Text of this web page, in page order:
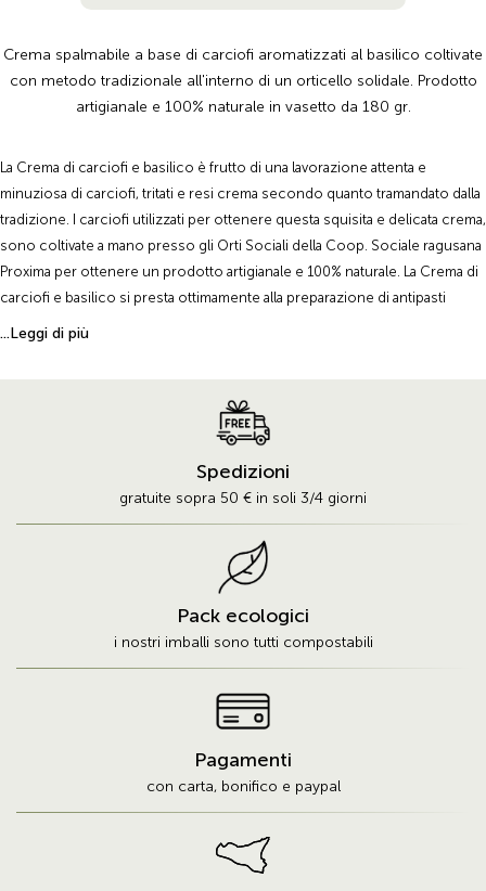
Crema spalmabile a base di carciofi aromatizzati al basilico coltivate
con metodo tradizionale all'interno di un orticello solidale. Prodotto
artigianale e 100% naturale in vasetto da 180 gr.
La Crema di carciofi e basilico è frutto di una lavorazione attenta e
minuziosa di carciofi, tritati e resi crema secondo quanto tramandato dalla
tradizione. I carciofi utilizzati per ottenere questa squisita e delicata crema,
sono coltivate a mano presso gli Orti Sociali della Coop. Sociale ragusana
Proxima per ottenere un prodotto artigianale e 100% naturale. La Crema di
carciofi e basilico si presta ottimamente alla preparazione di antipasti
gustosi e primi piatti, grazie all'utilizzo di ottime materie prima. Interessante
...Leggi di più
Spedizioni
gratuite sopra 50 € in soli 3/4 giorni
Pack ecologici
i nostri imballi sono tutti compostabili
Pagamenti
con carta, bonifico e paypal